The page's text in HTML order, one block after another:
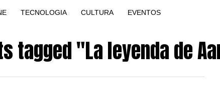
TECNOLOGIA CULTURA EVENTOS
tagged "La leyenda de